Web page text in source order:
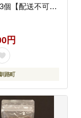
個【配送不可地
円
路町